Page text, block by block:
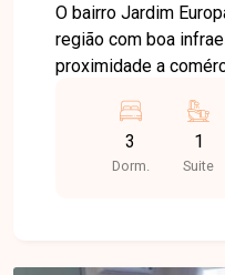
O bairro Jardim
região com boa
proximidade a
m² de área
composta por sala
1 suíte (2 quartos
3
Dorm.
1
Suite